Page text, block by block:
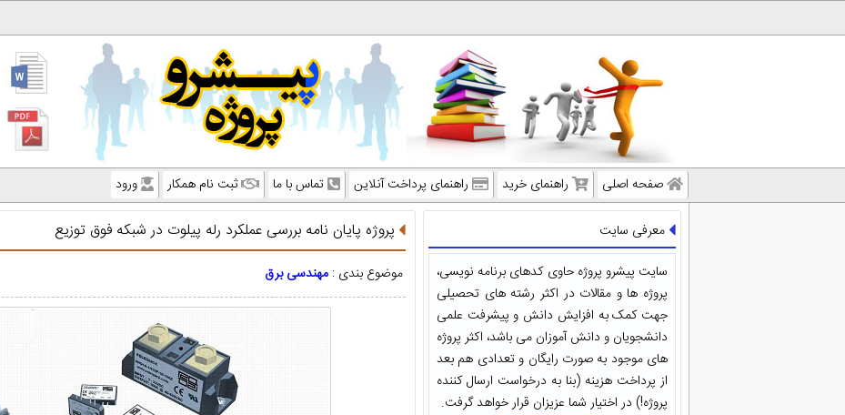
صفحه اصلی راهنمای خرید راهنمای پرداخت آنلاین تماس با ما ثبت نام همکار ورود
معرفی سایت
سایت پیشرو پروژه حاوی کدهای برنامه نویسی،
پروژه ها و مقالات در اکثر رشته های تحصیلی
جهت کمک به افزایش دانش و پیشرفت علمی
دانشجویان و دانش آموزان می باشد، اکثر پروژه
های موجود به صورت رایگان و تعدادی هم بعد
از پرداخت هزینه (بنا به درخواست ارسال کننده
پروژه!) در اختیار شما عزیزان قرار خواهد گرفت.
پروژه پایان نامه بررسی عملکرد رله پیلوت در شبکه فوق توزیع
موضوع بندی : مهندسی برق